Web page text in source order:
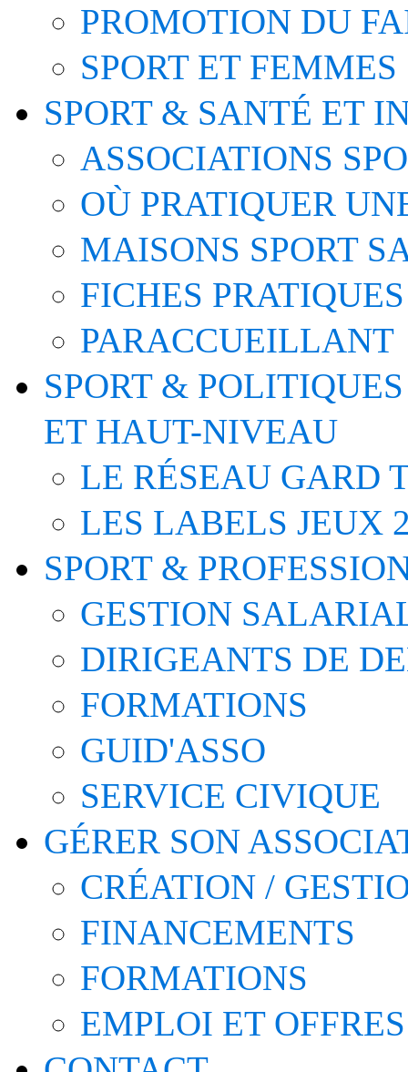
PROMOTION DU
SPORT ET FEMMES
SPORT & SANTÉ ET
ASSOCIATIONS
OÙ PRATIQUER
MAISONS SPORT
FICHES PRATIQUES
PARACCUEILLANT
SPORT &
ET HAUT-NIVEAU
LE RÉSEAU GARD
LES LABELS JEUX
SPORT &
GESTION
DIRIGEANTS DE
FORMATIONS
GUID'ASSO
SERVICE CIVIQUE
GÉRER SON
CRÉATION /
FINANCEMENTS
FORMATIONS
EMPLOI ET